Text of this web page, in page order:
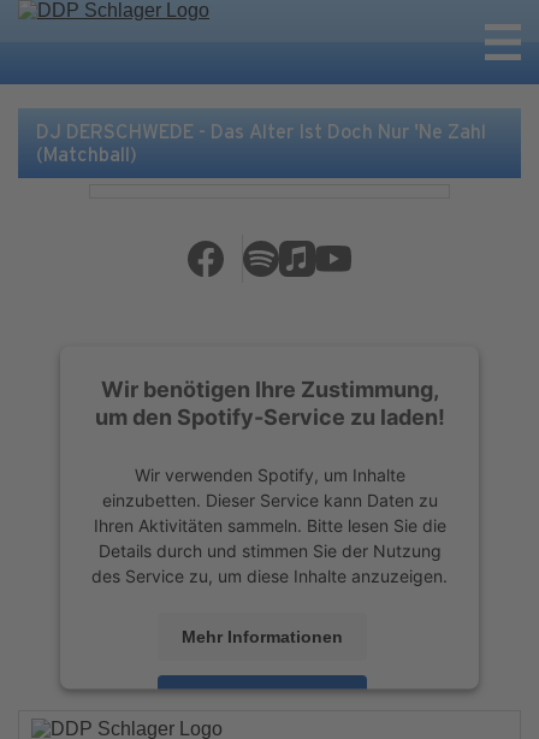
DJ DERSCHWEDE - Das Alter Ist Doch Nur 'Ne Zahl
(Matchball)
Wir benötigen Ihre Zustimmung,
um den Spotify-Service zu laden!
Wir verwenden Spotify, um Inhalte
einzubetten. Dieser Service kann Daten zu
Ihren Aktivitäten sammeln. Bitte lesen Sie die
Details durch und stimmen Sie der Nutzung
des Service zu, um diese Inhalte anzuzeigen.
Mehr Informationen
Akzeptieren